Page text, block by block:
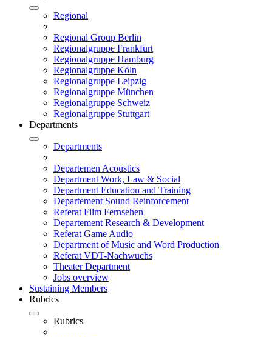
Regional
Regional Group Berlin
Regionalgruppe Frankfurt
Regionalgruppe Hamburg
Regionalgruppe Köln
Regionalgruppe Leipzig
Regionalgruppe München
Regionalgruppe Schweiz
Regionalgruppe Stuttgart
Departments
Departments
Departemen Acoustics
Department Work, Law & Social
Department Education and Training
Departement Sound Reinforcement
Referat Film Fernsehen
Departement Research & Development
Referat Game Audio
Department of Music and Word Production
Referat VDT-Nachwuchs
Theater Department
Jobs overview
Sustaining Members
Rubrics
Rubrics